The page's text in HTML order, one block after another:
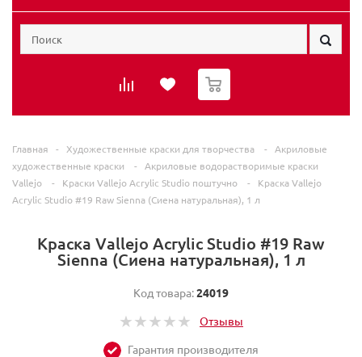
0
Главная - Художественные краски для творчества -
Акриловые
художественные краски
-
Акриловые водорастворимые краски
Vallеjo
- Краски Vallеjo Acrylic Studio поштучно -
Краска Vallejo
Acrylic Studio #19 Raw Sienna (Сиена натуральная), 1 л
Краска Vallejo Acrylic Studio #19 Raw
Sienna (Сиена натуральная), 1 л
Код товара:24019
Отзывы
Гарантия производителя